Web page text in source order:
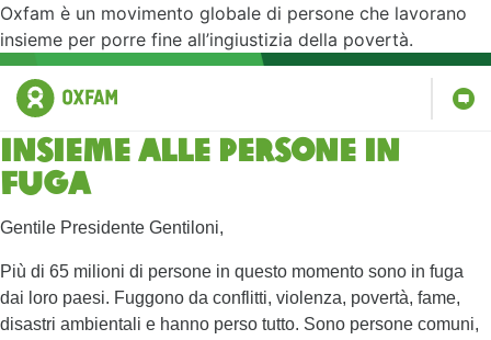
Oxfam è un movimento globale di persone che lavorano
insieme per porre fine all’ingiustizia della povertà.
Insieme alle persone in
fuga
Gentile Presidente Gentiloni,
Più di 65 milioni di persone in questo momento sono in fuga
dai loro paesi. Fuggono da conflitti, violenza, povertà, fame,
disastri ambientali e hanno perso tutto. Sono persone comuni,